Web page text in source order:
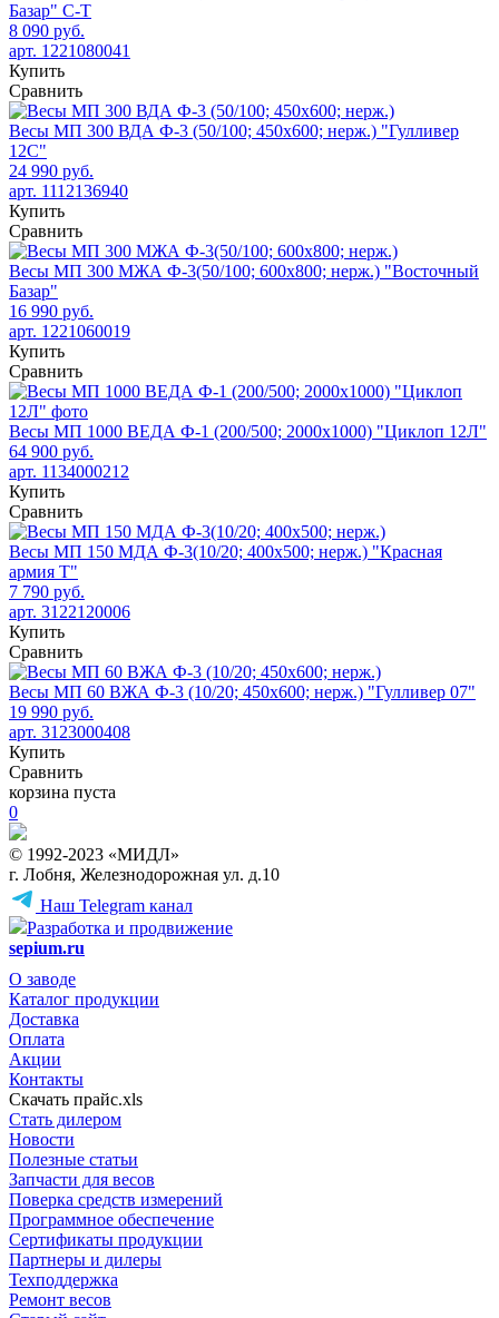
Базар" С-Т
8 090 руб.
арт. 1221080041
Купить
Сравнить
Весы МП 300 ВДА Ф-3 (50/100; 450х600; нерж.) "Гулливер
12С"
24 990 руб.
арт. 1112136940
Купить
Сравнить
Весы МП 300 МЖА Ф-3(50/100; 600х800; нерж.) "Восточный
Базар"
16 990 руб.
арт. 1221060019
Купить
Сравнить
Весы МП 1000 ВЕДА Ф-1 (200/500; 2000х1000) "Циклоп 12Л"
64 900 руб.
арт. 1134000212
Купить
Сравнить
Весы МП 150 МДА Ф-3(10/20; 400х500; нерж.) "Красная
армия Т"
7 790 руб.
арт. 3122120006
Купить
Сравнить
Весы МП 60 ВЖА Ф-3 (10/20; 450х600; нерж.) "Гулливер 07"
19 990 руб.
арт. 3123000408
Купить
Сравнить
корзина пуста
0
© 1992-2023 «МИДЛ»
г. Лобня, Железнодорожная ул. д.10
Наш Telegram канал
Разработка и продвижение
sepium.ru
О заводе
Каталог продукции
Доставка
Оплата
Акции
Контакты
Скачать прайс.xls
Стать дилером
Новости
Полезные статьи
Запчасти для весов
Поверка средств измерений
Программное обеспечение
Сертификаты продукции
Партнеры и дилеры
Техподдержка
Ремонт весов